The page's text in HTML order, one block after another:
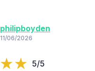
philipboyden
11/06/2026
5/5